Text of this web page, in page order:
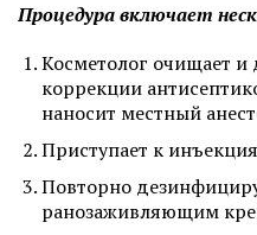
Процедура включает
Косметолог очищает и
коррекции
наносит местный
Приступает к
Повторно
ранозаживляющим